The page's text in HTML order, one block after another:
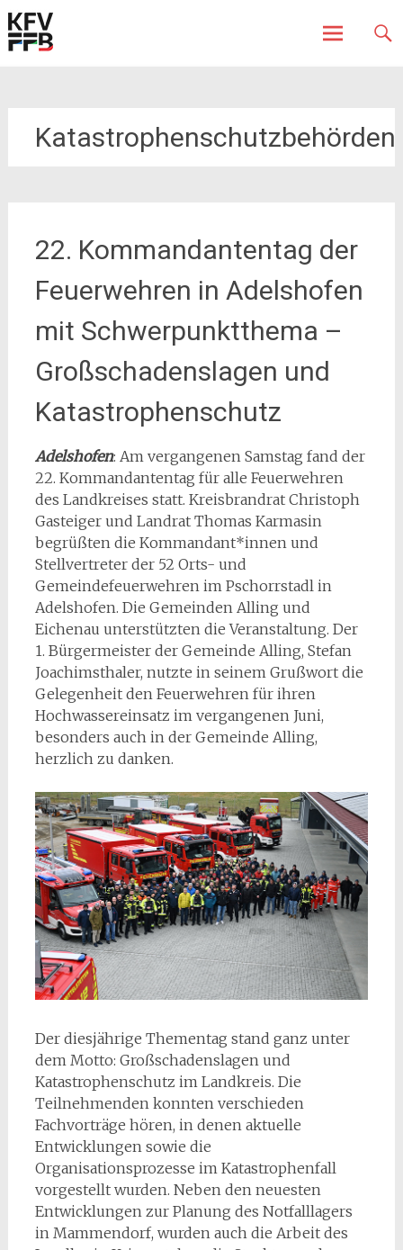
Katastrophenschutzbehörden
22. Kommandantentag der
Feuerwehren in Adelshofen
mit Schwerpunktthema –
Großschadenslagen und
Katastrophenschutz
Adelshofen: Am vergangenen Samstag fand der
22. Kommandantentag für alle Feuerwehren
des Landkreises statt. Kreisbrandrat Christoph
Gasteiger und Landrat Thomas Karmasin
begrüßten die Kommandant*innen und
Stellvertreter der 52 Orts- und
Gemeindefeuerwehren im Pschorrstadl in
Adelshofen. Die Gemeinden Alling und
Eichenau unterstützten die Veranstaltung. Der
1. Bürgermeister der Gemeinde Alling, Stefan
Joachimsthaler, nutzte in seinem Grußwort die
Gelegenheit den Feuerwehren für ihren
Hochwassereinsatz im vergangenen Juni,
besonders auch in der Gemeinde Alling,
herzlich zu danken.
Der diesjährige Thementag stand ganz unter
dem Motto: Großschadenslagen und
Katastrophenschutz im Landkreis. Die
Teilnehmenden konnten verschieden
Fachvorträge hören, in denen aktuelle
Entwicklungen sowie die
Organisationsprozesse im Katastrophenfall
vorgestellt wurden. Neben den neuesten
Entwicklungen zur Planung des Notfalllagers
in Mammendorf, wurden auch die Arbeit des